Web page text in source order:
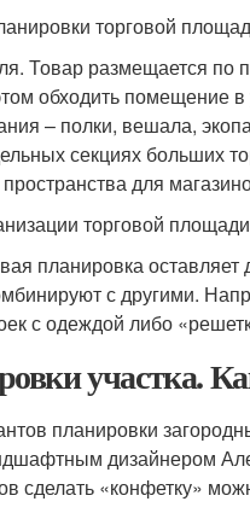
торговой
Товар размещается по
обходить
– полки, вешала,
секциях больших
для
торговой
планировка
с другими.
с одеждой либо
участка.
планировки
дизайнером
сделать «конфетку»